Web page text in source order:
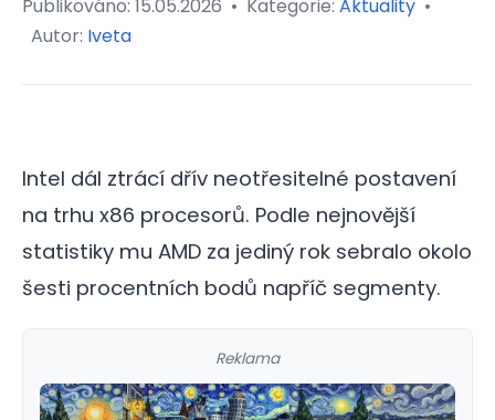
Publikováno: 15.05.2026 • Kategorie: Aktuality •
Autor: Iveta
Intel dál ztrácí dřív neotřesitelné postavení
na trhu x86 procesorů. Podle nejnovější
statistiky mu AMD za jediný rok sebralo okolo
šesti procentních bodů napříč segmenty.
Reklama